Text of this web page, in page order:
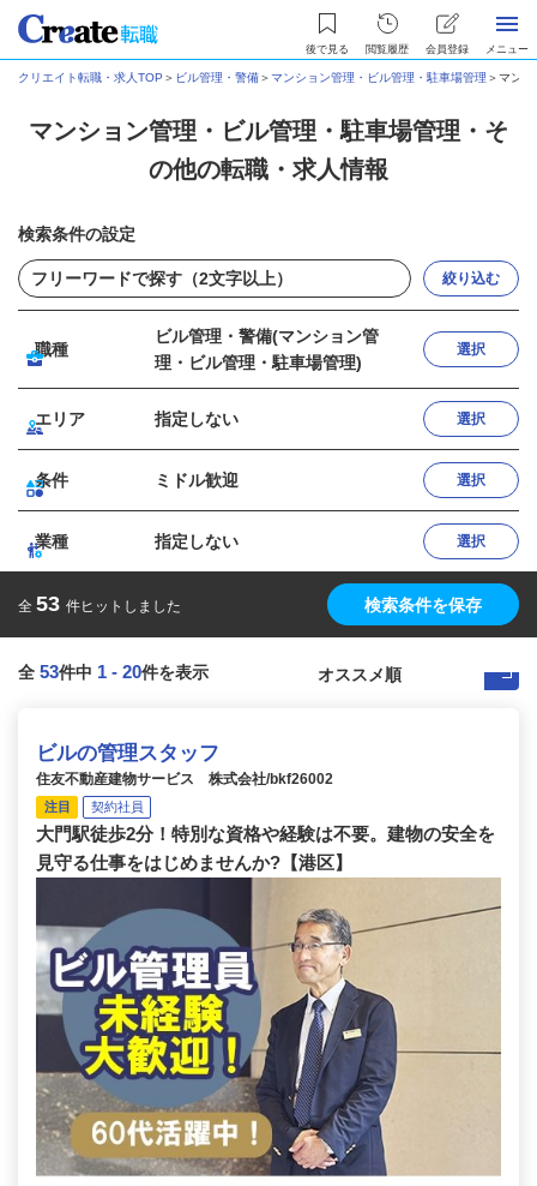
後で見る 閲覧履歴 会員登録 メニュー
クリエイト転職・求人TOP ＞ ビル管理・警備＞マンション管理・ビル管理・駐車場管理 ＞マンシ
マンション管理・ビル管理・駐車場管理・そ
の他の転職・求人情報
検索条件の設定
絞り込む
職種
ビル管理・警備(マンション管
理・ビル管理・駐車場管理)
選択
エリア 指定しない 選択
条件 ミドル歓迎 選択
業種 指定しない 選択
全 53 件ヒットしました 検索条件を保存
全 53件中 1 - 20件を表示
ビルの管理スタッフ
住友不動産建物サービス 株式会社/bkf26002
注目 契約社員
大門駅徒歩2分！特別な資格や経験は不要。建物の安全を
見守る仕事をはじめませんか?【港区】